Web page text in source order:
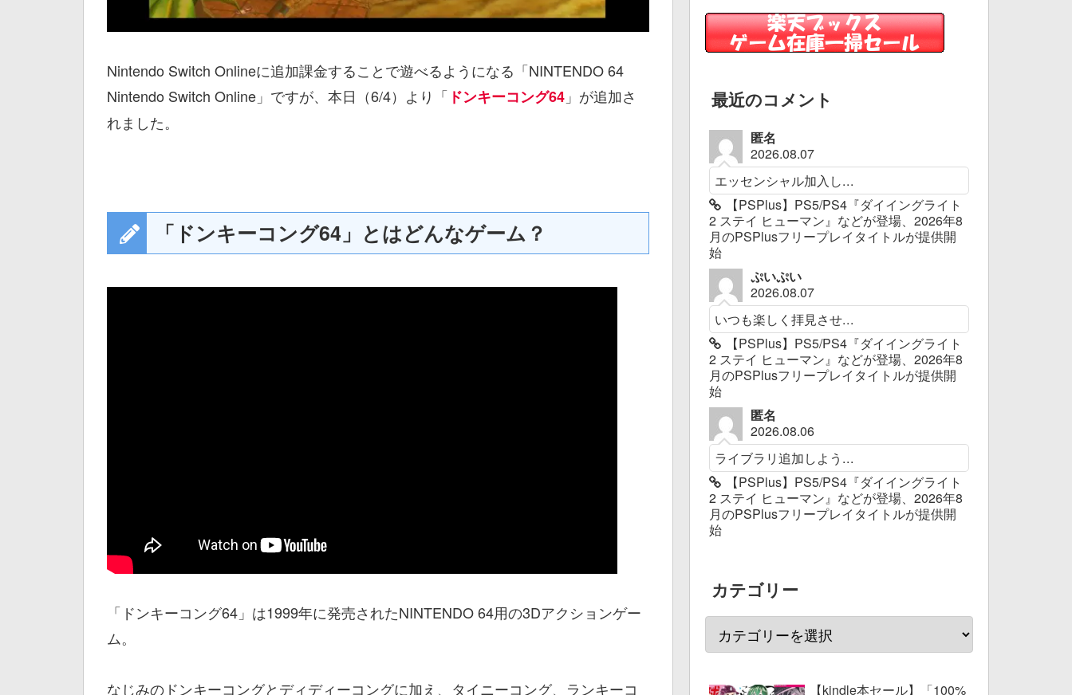
Nintendo Switch Onlineに追加課金することで遊べるようになる「NINTENDO 64
Nintendo Switch Online」ですが、本日（6/4）より「 ドンキーコング64 」が追加さ
れました。
「ドンキーコング64」とはどんなゲーム？
「ドンキーコング64」は1999年に発売されたNINTENDO 64用の3Dアクションゲー
ム。
なじみのドンキーコングとディディーコングに加え、タイニーコング、ランキーコ
最近のコメント
匿名
2026.08.07
エッセンシャル加入し...
【PSPlus】PS5/PS4『ダイイングライト
2 ステイ ヒューマン』などが登場、2026年8
月のPSPlusフリープレイタイトルが提供開
始
ぷいぷい
2026.08.07
いつも楽しく拝見させ...
【PSPlus】PS5/PS4『ダイイングライト
2 ステイ ヒューマン』などが登場、2026年8
月のPSPlusフリープレイタイトルが提供開
始
匿名
2026.08.06
ライブラリ追加しよう...
【PSPlus】PS5/PS4『ダイイングライト
2 ステイ ヒューマン』などが登場、2026年8
月のPSPlusフリープレイタイトルが提供開
始
カテゴリー
【kindle本セール】「100%